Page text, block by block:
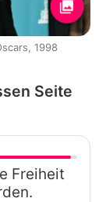
1998
Seite
Freiheit